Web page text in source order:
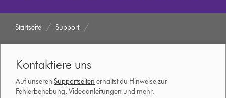
Startseite Support
Kontaktiere uns
Auf unserenSupportseiten erhältst du Hinweise zur
Fehlerbehebung, Videoanleitungen und mehr.